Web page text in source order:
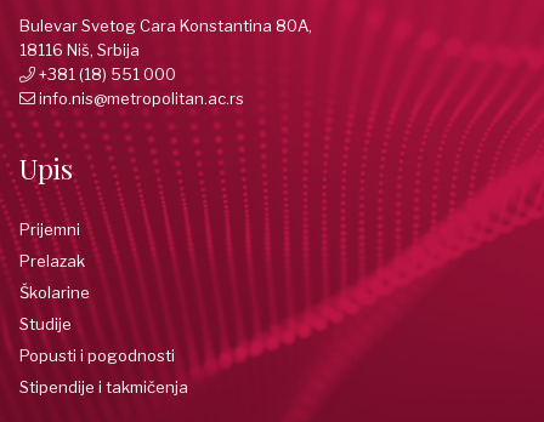
Bulevar Svetog Cara Konstantina 80A,
18116 Niš, Srbija
+381 (18) 551 000
info.nis@metropolitan.ac.rs
Upis
Prijemni
Prelazak
Školarine
Studije
Popusti i pogodnosti
Stipendije i takmičenja